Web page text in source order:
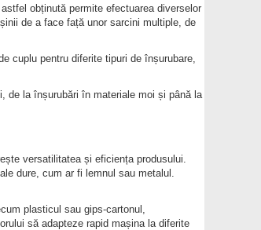
obținută permite efectuarea diverselor
de a face față unor sarcini multiple, de
cuplu pentru diferite tipuri de înșurubare,
de la înșurubări în materiale moi și până la
versatilitatea și eficiența produsului.
dure, cum ar fi lemnul sau metalul.
plasticul sau gips-cartonul,
să adapteze rapid mașina la diferite